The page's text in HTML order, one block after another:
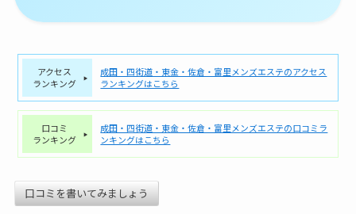
アクセス
ランキング
成田・四街道・東金・佐倉・富里メンズエステのアクセス
ランキングはこちら
口コミ
ランキング
成田・四街道・東金・佐倉・富里メンズエステの口コミラ
ンキングはこちら
口コミを書いてみましょう